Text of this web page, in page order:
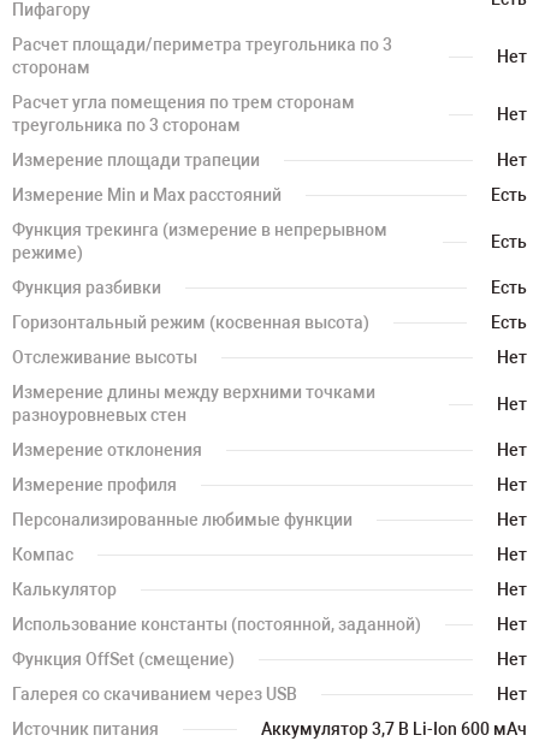
Пифагору
Расчет площади/периметра треугольника по 3
сторонам
Нет
Расчет угла помещения по трем сторонам
треугольника по 3 сторонам
Нет
Измерение площади трапеции
Нет
Измерение Min и Max расстояний
Есть
Функция трекинга (измерение в непрерывном
режиме)
Есть
Функция разбивки
Есть
Горизонтальный режим (косвенная высота)
Есть
Отслеживание высоты
Нет
Измерение длины между верхними точками
разноуровневых стен
Нет
Измерение отклонения
Нет
Измерение профиля
Нет
Персонализированные любимые функции
Нет
Компас
Нет
Калькулятор
Нет
Использование константы (постоянной, заданной)
Нет
Функция OffSet (смещение)
Нет
Галерея со скачиванием через USB
Нет
Источник питания
Аккумулятор 3,7 В Li-Ion 600 мАч